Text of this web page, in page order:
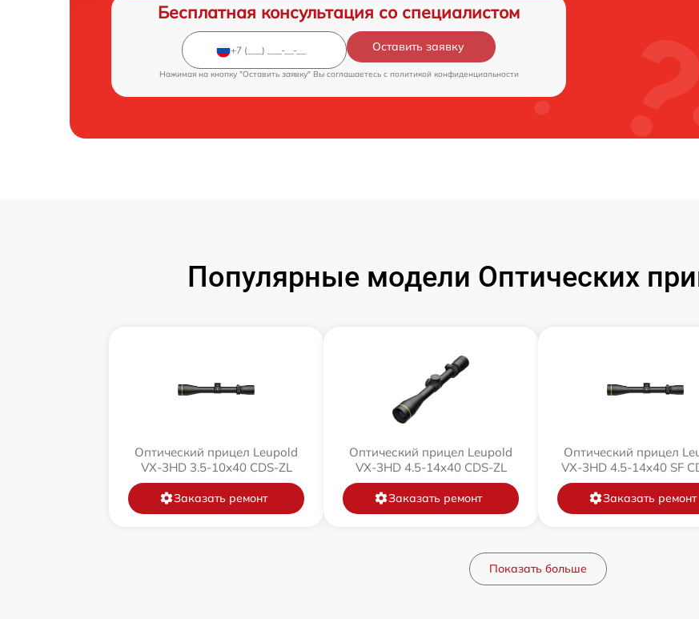
Бесплатная консультация со специалистом
Оставить заявку
Нажимая на кнопку "Оставить заявку" Вы соглашаетесь c политикой конфиденциальности
Популярные модели Оптических
Оптический прицел Leupold
VX-3HD 3.5-10x40 CDS-ZL
Заказать ремонт
Оптический прицел Leupold
VX-3HD 4.5-14x40 CDS-ZL
Заказать ремонт
Оптический прицел
VX-3HD 4.5-14x40 SF
Заказать ремонт
Показать больше